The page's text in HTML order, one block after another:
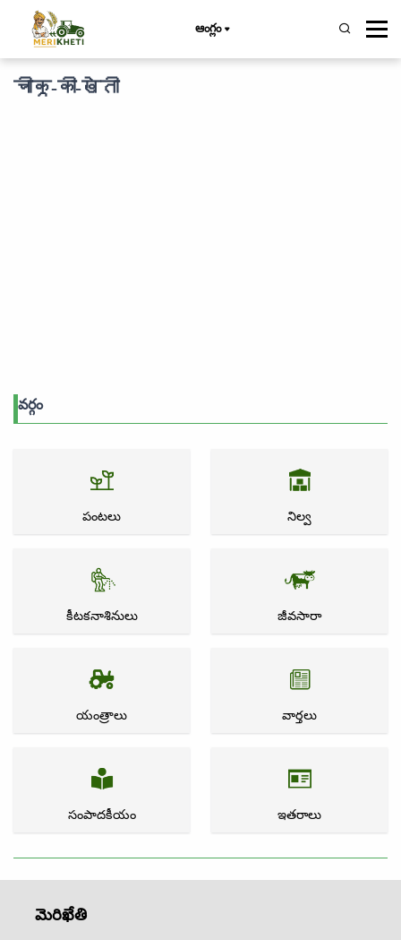
ఆంగ్లం
चीकू-की-खेती
వర్గం
పంటలు నిల్వ
కీటకనాశినులు జీవసారా
యంత్రాలు వార్తలు
సంపాదకీయం ఇతరాలు
మెరిఖేతి